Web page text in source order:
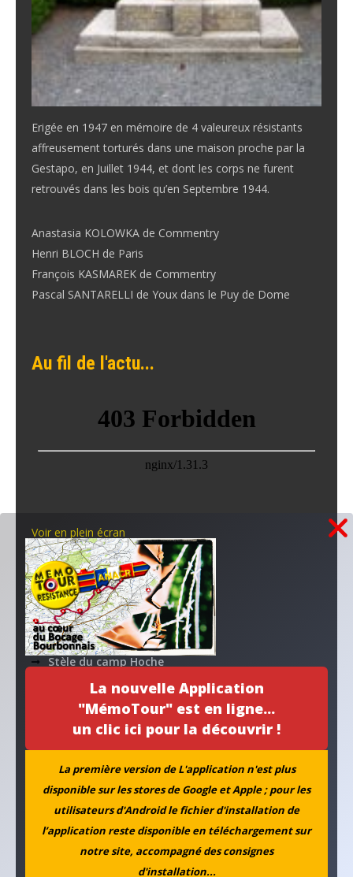
La nouvelle Application
"MémoTour" est en ligne...
un clic ici pour la découvrir !
La première version de L'application n'est plus
disponible sur les stores de Google et Apple ; pour les
utilisateurs d'Android le fichier d'installation de
l’application reste disponible en téléchargement sur
notre site, accompagné des consignes
d'installation...
Erigée en 1947 en mémoire de 4 valeureux résistants
affreusement torturés dans une maison proche par la
Gestapo, en Juillet 1944, et dont les corps ne furent
retrouvés dans les bois qu’en Septembre 1944.
Anastasia KOLOWKA de Commentry
Henri BLOCH de Paris
François KASMAREK de Commentry
Pascal SANTARELLI de Youx dans le Puy de Dome
Au fil de l'actu...
Voir en plein écran
Publications récentes...
Un habitat pour la mémoire
Stèle du camp Hoche
Collecte coopérative
la PAIX à l’agenda
Nos applications numériques
MEMOTOUR PODCAST
La mémoire de Marguerite croise celle de Simone